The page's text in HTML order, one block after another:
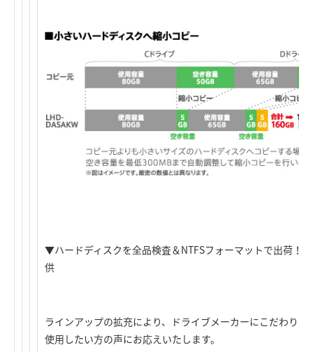
▼ハードディスクを全品検査＆NTFSフォーマットで出荷！
供
ラインアップの拡充により、ドライブメーカーにこだわり
使用したい方の声にお応えいたします。